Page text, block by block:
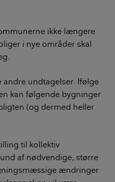
ikke længere
i nye områder skal
undtagelser. Ifølge
kan følgende bygninger
(og dermed heller
til kollektiv
af nødvendige, større
ændringer